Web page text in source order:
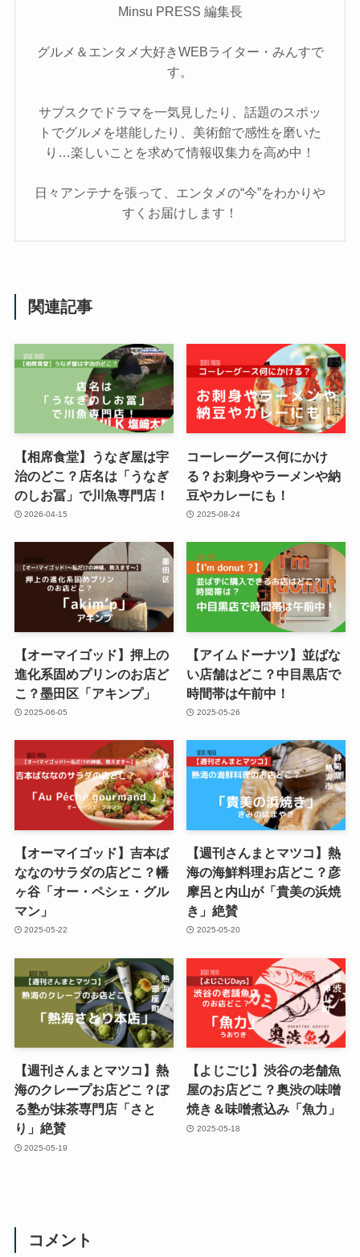
Minsu PRESS 編集長
グルメ＆エンタメ大好きWEBライター・みんすで
す。
サブスクでドラマを一気見したり、話題のスポッ
トでグルメを堪能したり、美術館で感性を磨いた
り…楽しいことを求めて情報収集力を高め中！
日々アンテナを張って、エンタメの“今”をわかりや
すくお届けします！
関連記事
【相席食堂】うなぎ屋は宇
治のどこ？店名は「うなぎ
のしお冨」で川魚専門店！
2026-04-15
コーレーグース何にかけ
る？お刺身やラーメンや納
豆やカレーにも！
2025-08-24
【オーマイゴッド】押上の
進化系固めプリンのお店ど
こ？墨田区「アキンプ」
2025-06-05
【アイムドーナツ】並ばな
い店舗はどこ？中目黒店で
時間帯は午前中！
2025-05-26
【オーマイゴッド】吉本ば
ななのサラダの店どこ？幡
ヶ谷「オー・ペシェ・グル
マン」
2025-05-22
【週刊さんまとマツコ】熱
海の海鮮料理お店どこ？彦
摩呂と内山が「貴美の浜焼
き」絶賛
2025-05-20
【週刊さんまとマツコ】熱
海のクレープお店どこ？ぼ
る塾が抹茶専門店「さと
り」絶賛
2025-05-19
【よじごじ】渋谷の老舗魚
屋のお店どこ？奥渋の味噌
焼き＆味噌煮込み「魚力」
2025-05-18
コメント